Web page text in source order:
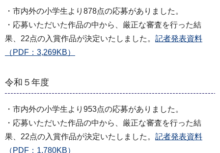
・市内外の小学生より878点の応募がありました。
・応募いただいた作品の中から、厳正な審査を行った結
果、22点の入賞作品が決定いたしました。 記者発表資料
（PDF：3,269KB）
令和５年度
・市内外の小学生より953点の応募がありました。
・応募いただいた作品の中から、厳正な審査を行った結
果、22点の入賞作品が決定いたしました。 記者発表資料
（PDF：1,780KB）